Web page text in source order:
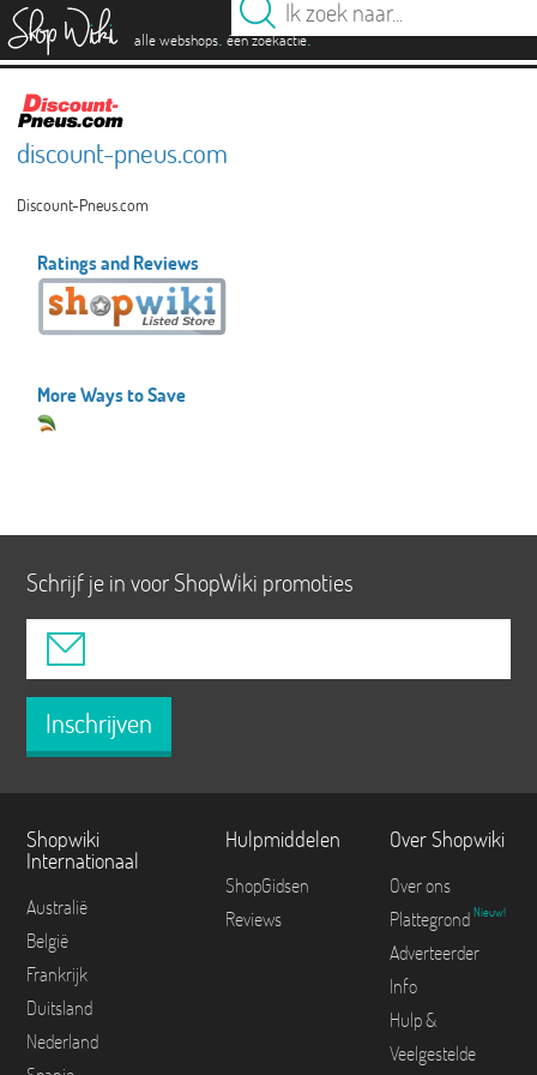
alle webshops. één zoekactie.
discount-pneus.com
Discount-Pneus.com
Ratings and Reviews
More Ways to Save
Schrijf je in voor ShopWiki promoties
Inschrijven
Shopwiki
Internationaal
Australië
België
Frankrijk
Duitsland
Nederland
Hulpmiddelen
ShopGidsen
Reviews
Over Shopwiki
Over ons
Plattegrond Nieuw!
Adverteerder
Info
Hulp &
Veelgestelde